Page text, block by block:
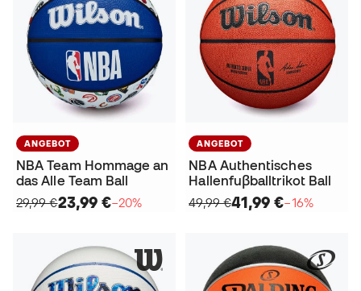
ANGEBOT
NBA Team Hommage an
das Alle Team Ball
29,99 €23,99 €−20%
ANGEBOT
NBA Authentisches
Hallenfuβballtrikot Ball
49,99 €41,99 €−16%